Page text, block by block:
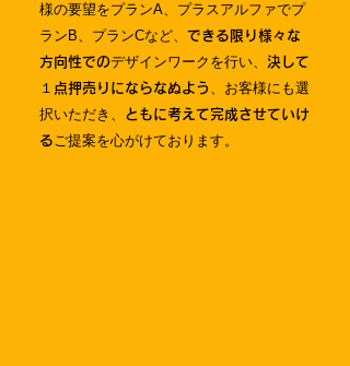
様の要望をプランA、プラスアルファでプ
ランB、プランCなど、 できる限り様々な
方向性でのデザインワークを行い、
決して
１点押売りにならなぬよう、お客様にも選
択いただき、
ともに考えて完成させていけ
るご提案を心がけております。